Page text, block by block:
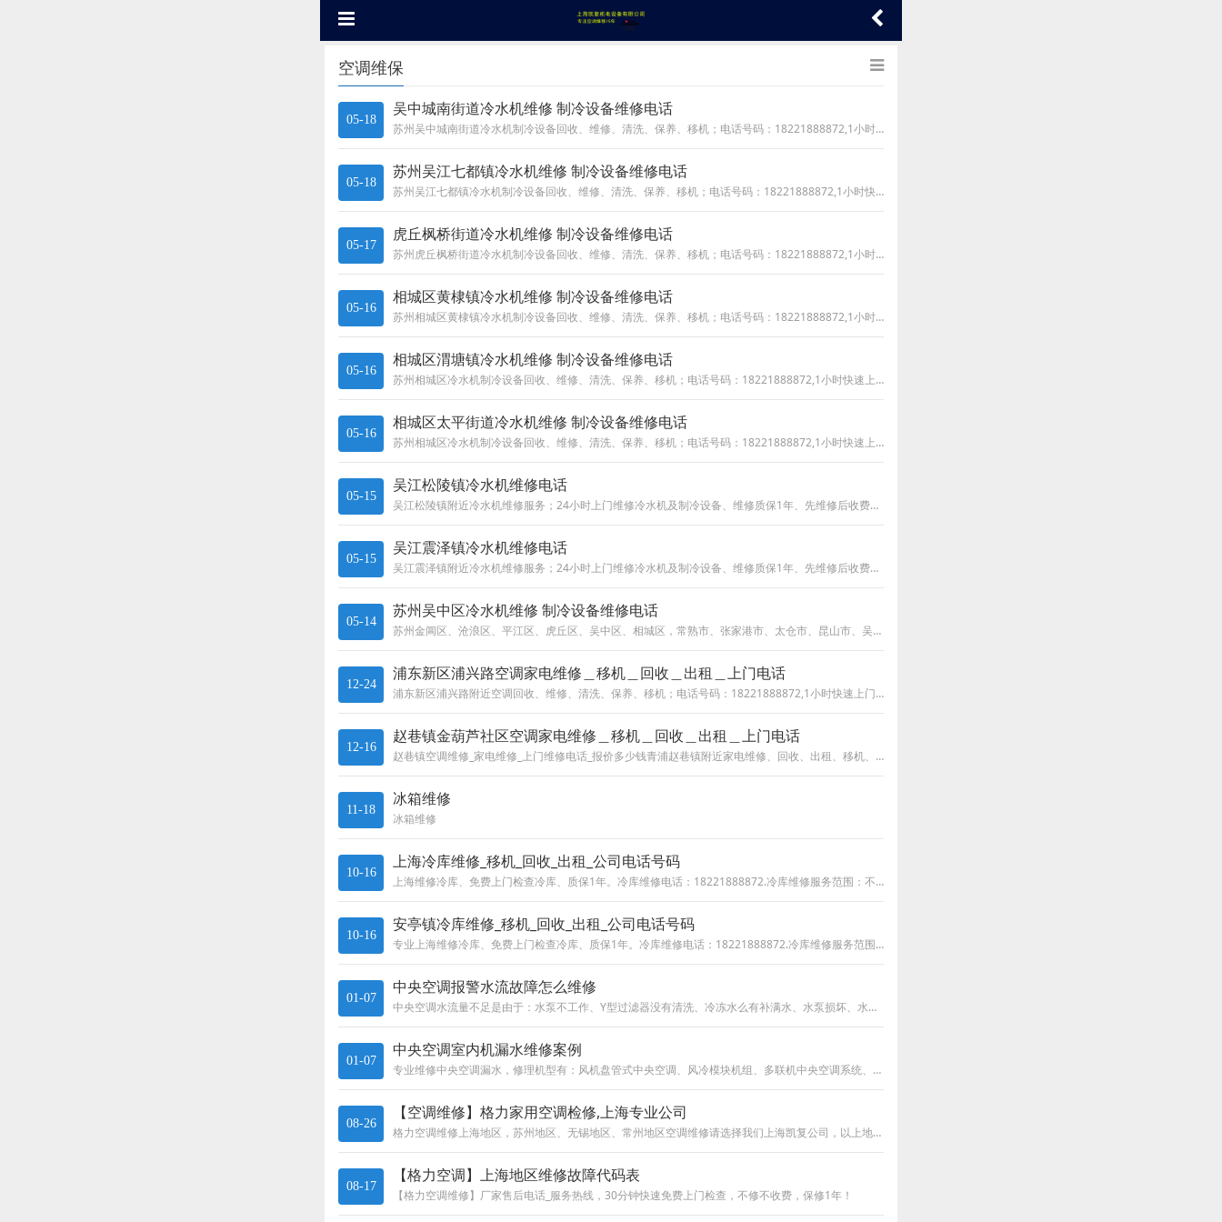
空调维保
05-18
吴中城南街道冷水机维修 制冷设备维修电话
苏州吴中城南街道冷水机制冷设备回收、维修、清洗、保养、移机；电话号码：18221888872,1小时快速上门；维修不制冷、不制热、开机跳闸、效果差、加
05-18
苏州吴江七都镇冷水机维修 制冷设备维修电话
苏州吴江七都镇冷水机制冷设备回收、维修、清洗、保养、移机；电话号码：18221888872,1小时快速上门；维修不制冷、不制热、开机跳闸、效果差、加氟
05-17
虎丘枫桥街道冷水机维修 制冷设备维修电话
苏州虎丘枫桥街道冷水机制冷设备回收、维修、清洗、保养、移机；电话号码：18221888872,1小时快速上门；维修不制冷、不制热、开机跳闸、效果差、加
05-16
相城区黄棣镇冷水机维修 制冷设备维修电话
苏州相城区黄棣镇冷水机制冷设备回收、维修、清洗、保养、移机；电话号码：18221888872,1小时快速上门；维修不制冷、不制热、开机跳闸、效果差、加
05-16
相城区渭塘镇冷水机维修 制冷设备维修电话
苏州相城区冷水机制冷设备回收、维修、清洗、保养、移机；电话号码：18221888872,1小时快速上门；维修不制冷、不制热、开机跳闸、效果差、加氟、漏
05-16
相城区太平街道冷水机维修 制冷设备维修电话
苏州相城区冷水机制冷设备回收、维修、清洗、保养、移机；电话号码：18221888872,1小时快速上门；维修不制冷、不制热、开机跳闸、效果差、加氟、漏
05-15
吴江松陵镇冷水机维修电话
吴江松陵镇附近冷水机维修服务；24小时上门维修冷水机及制冷设备、维修质保1年、先维修后收费，不修不收费、就近1小时快速上门维修；冷水机及制
05-15
吴江震泽镇冷水机维修电话
吴江震泽镇附近冷水机维修服务；24小时上门维修冷水机及制冷设备、维修质保1年、先维修后收费，不修不收费、就近1小时快速上门维修；冷水机及制
05-14
苏州吴中区冷水机维修 制冷设备维修电话
苏州金阊区、沧浪区、平江区、虎丘区、吴中区、相城区，常熟市、张家港市、太仓市、昆山市、吴江市冷水机制冷设备回收、维修、清洗、保养、移
12-24
浦东新区浦兴路空调家电维修＿移机＿回收＿出租＿上门电话
浦东新区浦兴路附近空调回收、维修、清洗、保养、移机；电话号码：18221888872,1小时快速上门；质保1年，修不好不收费；专业维修空调不制冷、不制热
12-16
赵巷镇金葫芦社区空调家电维修＿移机＿回收＿出租＿上门电话
赵巷镇空调维修_家电维修_上门维修电话_报价多少钱青浦赵巷镇附近家电维修、回收、出租、移机、拆装等空调、冰箱、洗衣机、彩电等业务！回收家
11-18
冰箱维修
冰箱维修
10-16
上海冷库维修_移机_回收_出租_公司电话号码
上海维修冷库、免费上门检查冷库、质保1年。冷库维修电话：18221888872.冷库维修服务范围：不制冷、不化霜、不启动、不工作、开机跳闸、不保鲜、温
10-16
安亭镇冷库维修_移机_回收_出租_公司电话号码
专业上海维修冷库、免费上门检查冷库、质保1年。冷库维修电话：18221888872.冷库维修服务范围：不制冷、不化霜、不启动、不工作、开机跳闸、不保鲜
01-07
中央空调报警水流故障怎么维修
中央空调水流量不足是由于：水泵不工作、Y型过滤器没有清洗、冷冻水么有补满水、水泵损坏、水流开关故障、中央空调主板故障导致的水流量不足报
01-07
中央空调室内机漏水维修案例
专业维修中央空调漏水，修理机型有：风机盘管式中央空调、风冷模块机组、多联机中央空调系统、吸顶式中央空调系统、风管式中央空调等诸多中央
08-26
【空调维修】格力家用空调检修,上海专业公司
格力空调维修上海地区，苏州地区、无锡地区、常州地区空调维修请选择我们上海凯复公司，以上地区均有专业维修队伍定点施工！
08-17
【格力空调】上海地区维修故障代码表
【格力空调维修】厂家售后电话_服务热线，30分钟快速免费上门检查，不修不收费，保修1年！